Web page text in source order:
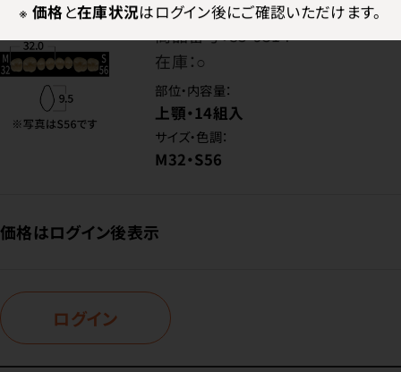
※ 価格と在庫状況はログイン後にご確認いただけます。
商品番号：85-9314
在庫：○
部位・内容量：
上顎・14組入
サイズ・色調：
M32・S56
価格はログイン後表示
ログイン